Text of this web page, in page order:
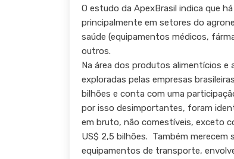
O estudo da ApexBrasil indica que
principalmente em setores do
saúde (equipamentos médicos,
outros.
Na área dos produtos alimentícios e
exploradas pelas empresas
bilhões e conta com uma
por isso desimportantes, foram
em bruto, não comestíveis, exceto
US$ 2,5 bilhões. Também
equipamentos de transporte,